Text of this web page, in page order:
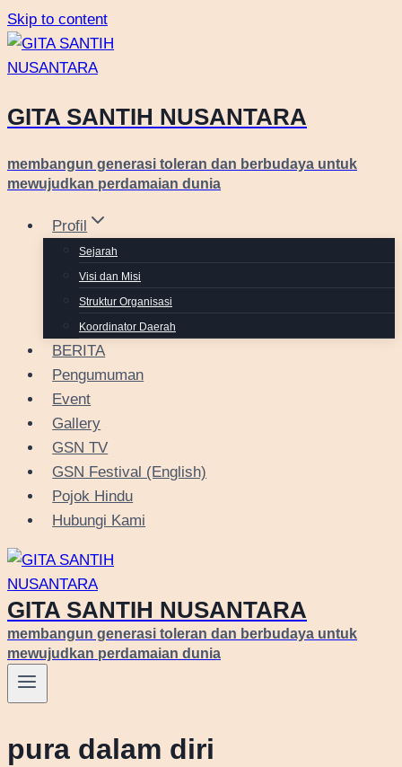
Skip to content
GITA SANTIH NUSANTARA
membangun generasi toleran dan berbudaya untuk
mewujudkan perdamaian dunia
Profil
Sejarah
Visi dan Misi
Struktur Organisasi
Koordinator Daerah
BERITA
Pengumuman
Event
Gallery
GSN TV
GSN Festival (English)
Pojok Hindu
Hubungi Kami
GITA SANTIH NUSANTARA
membangun generasi toleran dan berbudaya untuk
mewujudkan perdamaian dunia
pura dalam diri